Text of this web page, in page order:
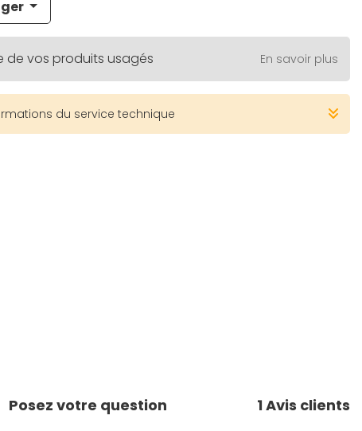
de vos produits usagés En savoir plus
du service technique
Posez votre question 1Avis clients